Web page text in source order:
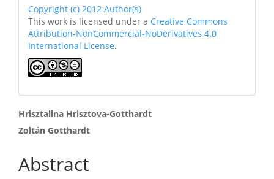
Copyright (c) 2012 Author(s)
This work is licensed under a Creative Commons
Attribution-NonCommercial-NoDerivatives 4.0
International License.
Main
Article
Content
Hrisztalina Hrisztova-Gotthardt
Zoltán Gotthardt
Abstract